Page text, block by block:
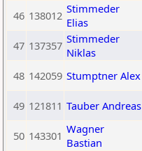
46 138012 Stimmeder
Elias
47 137357 Stimmeder
Niklas
48 142059 Stumptner Alex
49 121811 Tauber Andreas
50 143301 Wagner
Bastian